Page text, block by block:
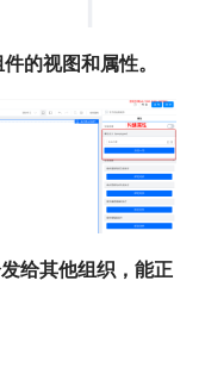
的视图和属性。
给其他组织，能正